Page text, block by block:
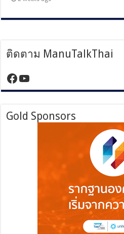
ติดตาม ManuTalkThai
https://
YouTube
Gold Sponsors